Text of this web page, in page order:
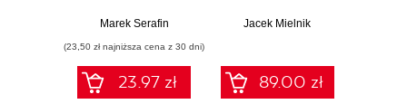
rozszerzone
Marek Serafin
(23,50 zł najniższa cena z 30 dni)
23.97 zł
Jacek Mielnik
89.00 zł